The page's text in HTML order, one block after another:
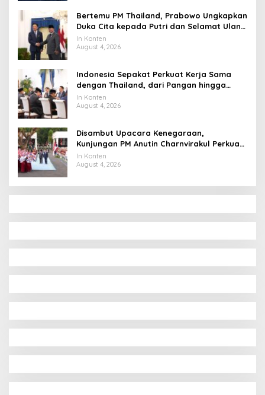
Bertemu PM Thailand, Prabowo Ungkapkan
Duka Cita kepada Putri dan Selamat Ulang
Tahun ke Raja Thailand
In Konten
August 4, 2026
Indonesia Sepakat Perkuat Kerja Sama
dengan Thailand, dari Pangan hingga
Ekonomi Digital
In Konten
August 4, 2026
Disambut Upacara Kenegaraan,
Kunjungan PM Anutin Charnvirakul Perkuat
Hubungan Indonesia-Thailand
In Konten
August 4, 2026